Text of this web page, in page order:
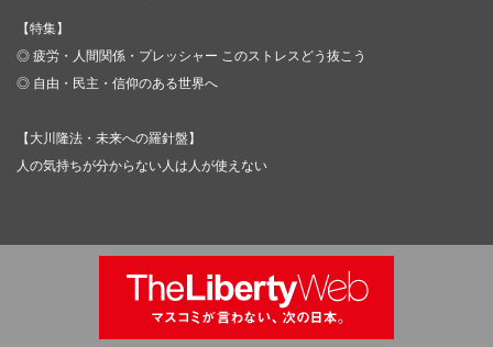
【特集】
◎ 疲労・人間関係・プレッシャー このストレスどう抜こう
◎ 自由・民主・信仰のある世界へ
【大川隆法・未来への羅針盤】
人の気持ちが分からない人は人が使えない